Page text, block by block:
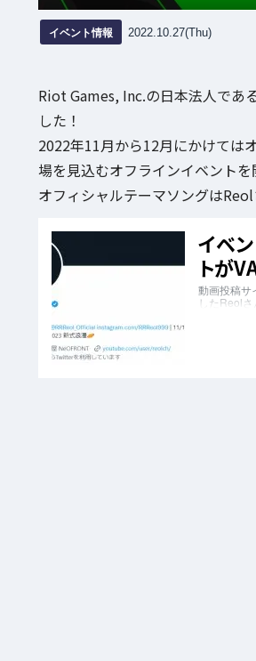
イベント情報 2022.10.27(Thu)
Riot Games, Inc.の日本法人であ
した！
2022年11月から12月にかけては
場を見込むオフラインイベントを
オフィシャルテーマソングは